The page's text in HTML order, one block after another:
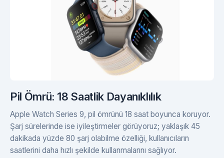
Pil Ömrü: 18 Saatlik Dayanıklılık
Apple Watch Series 9, pil ömrünü 18 saat boyunca koruyor.
Şarj sürelerinde ise iyileştirmeler görüyoruz; yaklaşık 45
dakikada yüzde 80 şarj olabilme özelliği, kullanıcıların
saatlerini daha hızlı şekilde kullanmalarını sağlıyor.